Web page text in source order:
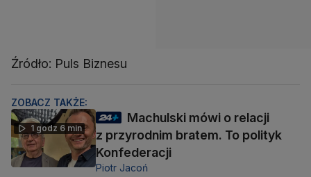
Źródło: Puls Biznesu
ZOBACZ TAKŻE:
1 godz 6 min
Machulski mówi o relacji
z przyrodnim bratem. To polityk
Konfederacji
Piotr Jacoń